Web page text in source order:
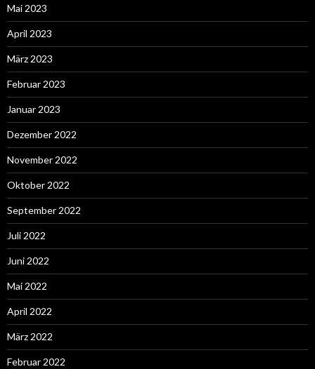
Mai 2023
April 2023
März 2023
Februar 2023
Januar 2023
Dezember 2022
November 2022
Oktober 2022
September 2022
Juli 2022
Juni 2022
Mai 2022
April 2022
März 2022
Februar 2022